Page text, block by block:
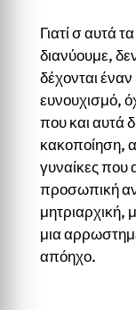
Γιατί σ αυτά
διανύουμε,
δέχονται
ευνουχισμό,
που και αυτά
κακοποίηση,
γυναίκες που
προσωπική
μητριαρχική,
μια
απόηχο.